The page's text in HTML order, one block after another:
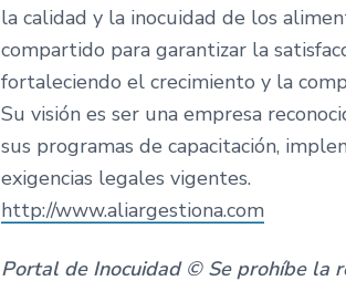
la calidad y la inocuidad de los
compartido para garantizar la
fortaleciendo el crecimiento y la
Su visión es ser una empresa
sus programas de capacitación,
exigencias legales vigentes.
http://www.aliargestiona.com
Portal de Inocuidad © Se prohíbe la